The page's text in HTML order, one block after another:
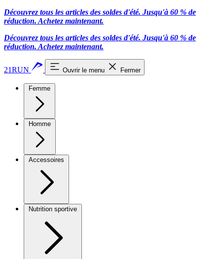
Découvrez tous les articles des soldes d'été. Jusqu'à 60 % de
réduction. Achetez maintenant.
Découvrez tous les articles des soldes d'été. Jusqu'à 60 % de
réduction. Achetez maintenant.
21RUN Ouvrir le menu Fermer
Femme
Homme
Accessoires
Nutrition sportive